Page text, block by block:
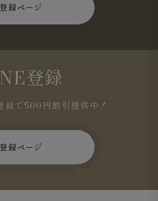
登録ページ
登録
で500円割引提供中！
登録ページ